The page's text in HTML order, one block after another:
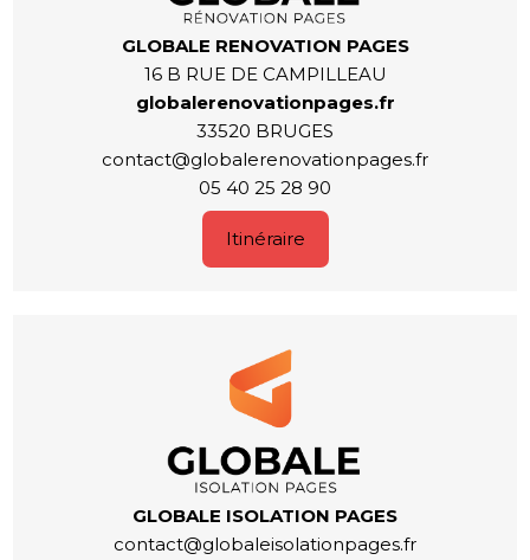
GLOBALE RENOVATION PAGES
16 B RUE DE CAMPILLEAU
globalerenovationpages.fr
33520 BRUGES
contact@globalerenovationpages.fr
05 40 25 28 90
Itinéraire
GLOBALE ISOLATION PAGES
contact@globaleisolationpages.fr